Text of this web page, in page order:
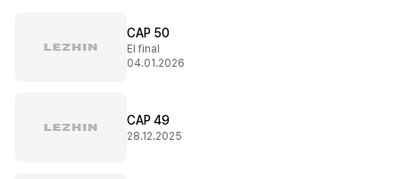
CAP 50
El final
04.01.2026
CAP 49
28.12.2025